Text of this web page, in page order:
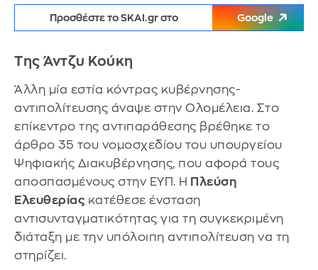
Προσθέστε το SKAI.gr στο Google
Της Άντζυ Κούκη
Άλλη μία εστία κόντρας κυβέρνησης-
αντιπολίτευσης άναψε στην Ολομέλεια. Στο
επίκεντρο της αντιπαράθεσης βρέθηκε το
άρθρο 35 του νομοσχεδίου του υπουργείου
Ψηφιακής Διακυβέρνησης, που αφορά τους
αποσπασμένους στην ΕΥΠ. Η Πλεύση
Ελευθερίας κατέθεσε ένσταση
αντισυνταγματικότητας για τη συγκεκριμένη
διάταξη με την υπόλοιπη αντιπολίτευση να τη
στηρίζει.